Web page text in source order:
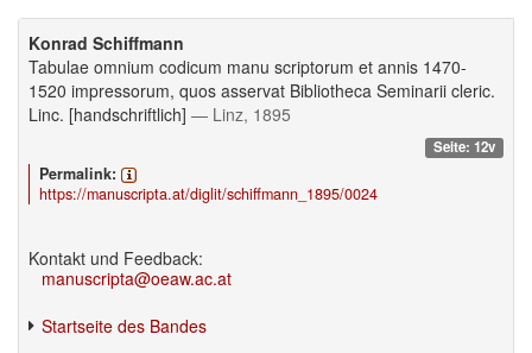
Konrad Schiffmann
Tabulae omnium codicum manu scriptorum et annis 1470-
1520 impressorum, quos asservat Bibliotheca Seminarii cleric.
Linc. [handschriftlich] — Linz, 1895
Seite: 12v
Permalink:
https://manuscripta.at/diglit/schiffmann_1895/0024
Kontakt und Feedback:
manuscripta@oeaw.ac.at
Startseite des Bandes